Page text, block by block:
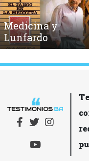
Medicina y
Lunfardo